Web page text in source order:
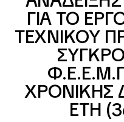
ΓΙΑ ΤΟ
ΤΕΧΝΙΚΟΥ
ΧΡΟΝΙΚΗΣ
ΕΤΗ